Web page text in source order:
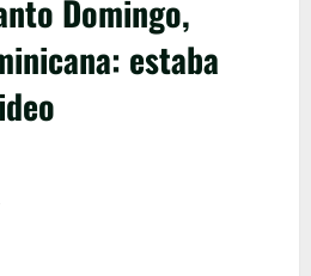
Domingo,
estaba